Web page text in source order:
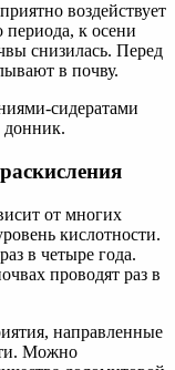
воздействует
периода, к осени
снизилась. Перед
в почву.
сидератами
донник.
от многих
кислотности.
в четыре года.
проводят раз в
направленные
Можно